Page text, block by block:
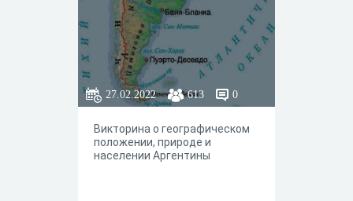
27.02.2022 613 0
Викторина о географическом
положении, природе и
населении Аргентины